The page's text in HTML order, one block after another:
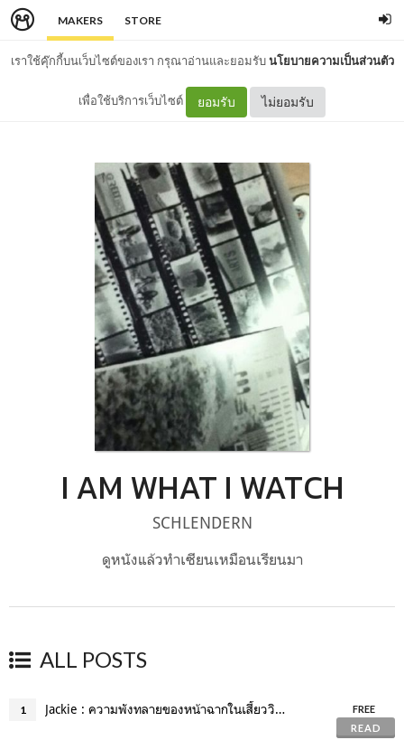
MAKERS STORE
เราใช้คุ๊กกี้บนเว็บไซต์ของเรา กรุณาอ่านและยอมรับนโยบายความเป็นส่วนตัว
เพื่อใช้บริการเว็บไซต์ ยอมรับ ไม่ยอมรับ
I AM WHAT I WATCH
SCHLENDERN
ดูหนังแล้วทำเซียนเหมือนเรียนมา
ALL POSTS
1 Jackie : ความพังทลายของหน้าฉากในเสี้ยววินาที
FREE
READ